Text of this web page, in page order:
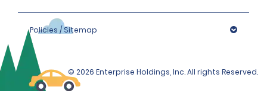
Policies / Sitemap
© 2026 Enterprise Holdings, Inc. All rights Reserved.